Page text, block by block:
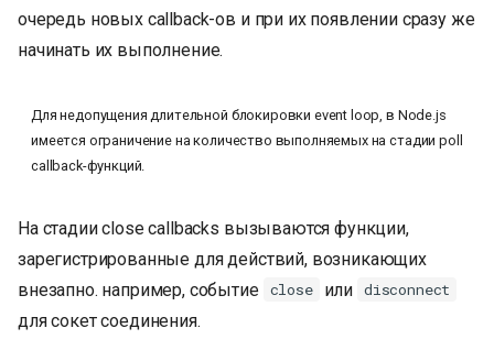
очередь новых callback-ов и при их появлении сразу же
начинать их выполнение.
Для недопущения длительной блокировки event loop, в Node.js
имеется ограничение на количество выполняемых на стадии poll
callback-функций.
На стадии close callbacks вызываются функции,
зарегистрированные для действий, возникающих
внезапно. например, событие close или disconnect
для сокет соединения.